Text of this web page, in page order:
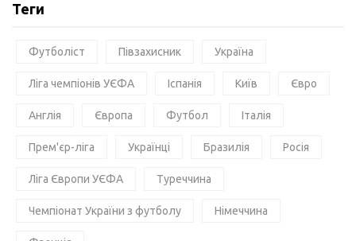
Теги
Футболіст Півзахисник Україна
Ліга чемпіонів УЄФА Іспанія Київ Євро
Англія Європа Футбол Італія
Прем'єр-ліга Українці Бразилія Росія
Ліга Європи УЄФА Туреччина
Чемпіонат України з футболу Німеччина